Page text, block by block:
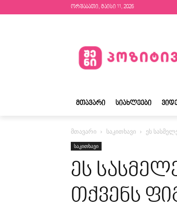
ორშაბათი, მაისი 11, 2026
ᲛᲗᲐᲕᲐᲠᲘ ᲡᲘᲐᲮᲚᲔᲔᲑᲘ
მთავარი საკითხავი ეს
საკითხავი
ეს
თქვენს